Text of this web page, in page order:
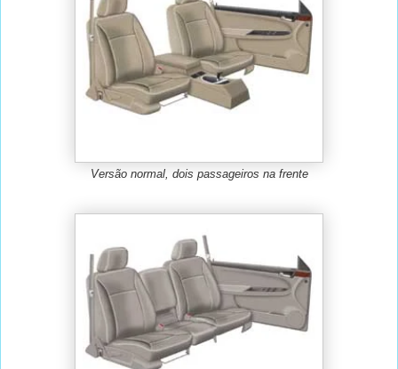
Versão normal, dois passageiros na frente